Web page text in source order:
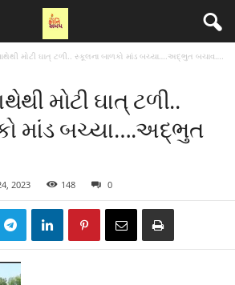
મોટી ઘાત્ ટળી.. સ્કૂલના બાળકો માંડ બચ્યા….અદ્ભુત બચાવ….
મોટી ઘાત્ ટળી..
માંડ બચ્યા….અદ્ભુત
2023 148 0